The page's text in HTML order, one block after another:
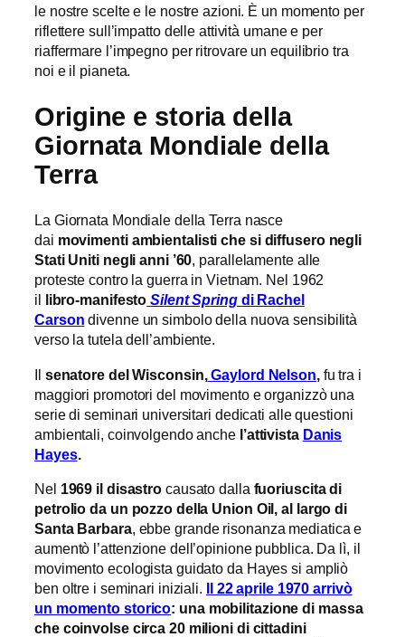
le nostre scelte e le nostre azioni. È un momento per
riflettere sull’impatto delle attività umane e per
riaffermare l’impegno per ritrovare un equilibrio tra
noi e il pianeta.
Origine e storia della
Giornata Mondiale della
Terra
La Giornata Mondiale della Terra nasce
dai movimenti ambientalisti che si diffusero negli
Stati Uniti negli anni ’60, parallelamente alle
proteste contro la guerra in Vietnam. Nel 1962
il libro-manifesto Silent Springdi Rachel
Carson divenne un simbolo della nuova sensibilità
verso la tutela dell’ambiente.
Il senatore del Wisconsin, Gaylord Nelson fu tra i
maggiori promotori del movimento e organizzò una
serie di seminari universitari dedicati alle questioni
ambientali, coinvolgendo anche l’attivista Danis
Hayes.
Nel 1969 il disastro causato dalla fuoriuscita di
petrolio da un pozzo della Union Oil, al largo di
Santa Barbara, ebbe grande risonanza mediatica e
aumentò l’attenzione dell’opinione pubblica. Da lì, il
movimento ecologista guidato da Hayes si ampliò
ben oltre i seminari iniziali. Il 22 aprile 1970 arrivò
un momento storico: una mobilitazione di massa
che coinvolse circa 20 milioni di cittadini